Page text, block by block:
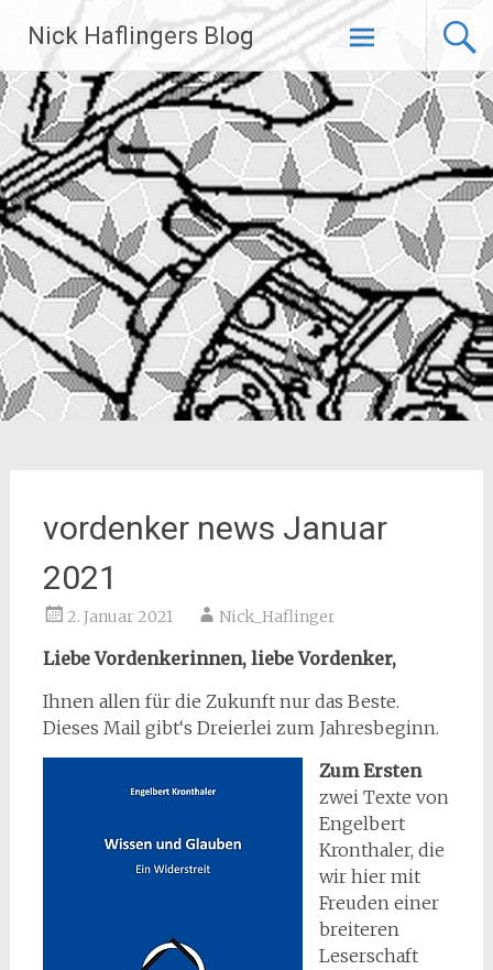
Inhalt
springen
Nick Haflingers Blog
vordenker news Januar
2021
2. Januar 2021 Nick_Haflinger
Liebe Vordenkerinnen, liebe Vordenker,
Ihnen allen für die Zukunft nur das Beste.
Dieses Mail gibt‘s Dreierlei zum Jahresbeginn.
Zum Ersten
zwei Texte von
Engelbert
Kronthaler, die
wir hier mit
Freuden einer
breiteren
Leserschaft